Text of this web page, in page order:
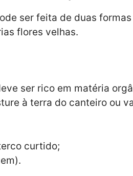
ser feita de duas
flores velhas.
ser rico em matéria
à terra do canteiro ou
curtido;